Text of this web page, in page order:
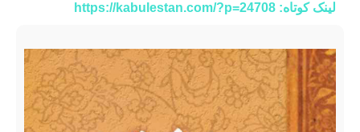
لینک کوتاه: https://kabulestan.com/?p=24708